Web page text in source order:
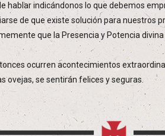
hablar indicándonos lo que debemos
de que existe solución para nuestros
que la Presencia y Potencia
ocurren acontecimientos
ovejas, se sentirán felices y seguras.